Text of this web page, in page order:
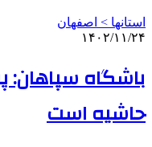
استانها > اصفهان
۱۴۰۲/۱۱/۲۴
باشگاه سپاهان:
حاشیه است